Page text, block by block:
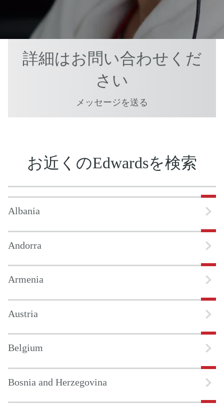
詳細はお問い合わせくだ
さい
メッセージを送る
お近くのEdwardsを検索
Albania
Andorra
Armenia
Austria
Belgium
Bosnia and Herzegovina